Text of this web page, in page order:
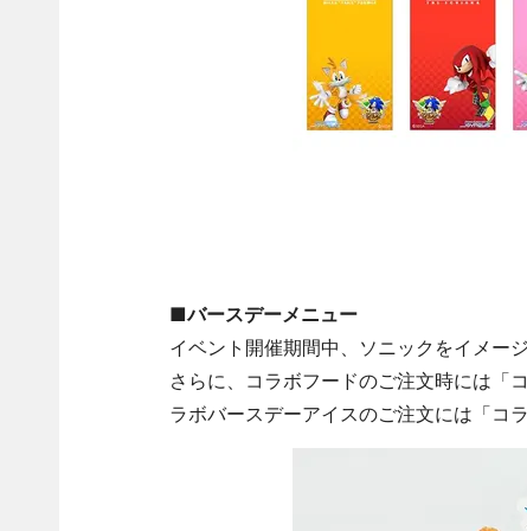
■バースデーメニュー
イベント開催期間中、ソニックをイメー
さらに、コラボフードのご注文時には「
ラボバースデーアイスのご注文には「コ